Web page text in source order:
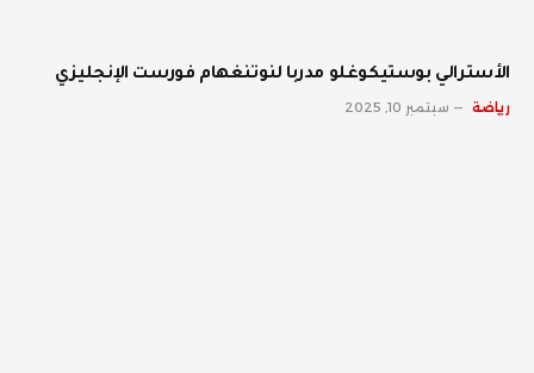
الأسترالي بوستيكوغلو مدربا لنوتنغهام فورست الإنجليزي
رياضة سبتمبر 10, 2025